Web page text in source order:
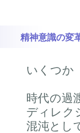
精神意識の変
いくつか
時代の過
ディレク
混沌とし